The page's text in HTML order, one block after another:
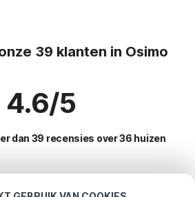
39 klanten in Osimo
4.6/5
dan 39 recensies over 36 huizen
bestemmingen voor